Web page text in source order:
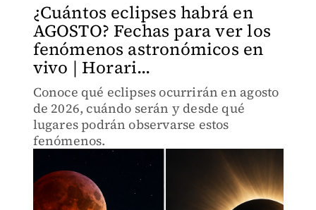
¿Cuántos eclipses habrá en
AGOSTO? Fechas para ver los
fenómenos astronómicos en
vivo | Horari...
Conoce qué eclipses ocurrirán en agosto
de 2026, cuándo serán y desde qué
lugares podrán observarse estos
fenómenos.